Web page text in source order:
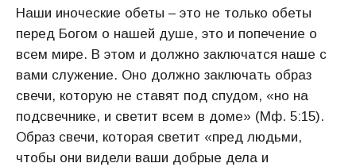
Наши иноческие обеты – это не только обеты
перед Богом о нашей душе, это и попечение о
всем мире. В этом и должно заключатся наше с
вами служение. Оно должно заключать образ
свечи, которую не ставят под спудом, «но на
подсвечнике, и светит всем в доме» (Мф. 5:15).
Образ свечи, которая светит «пред людьми,
чтобы они видели ваши добрые дела и